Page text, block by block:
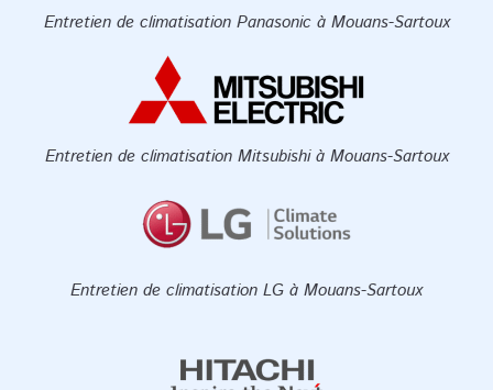
Entretien de climatisation Panasonic à Mouans-Sartoux
Entretien de climatisation Mitsubishi à Mouans-Sartoux
Entretien de climatisation LG à Mouans-Sartoux